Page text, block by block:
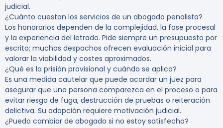
judicial.
¿Cuánto cuestan los servicios de un abogado penalista?
Los honorarios dependen de la complejidad, la fase procesal
y la experiencia del letrado. Pide siempre un presupuesto por
escrito; muchos despachos ofrecen evaluación inicial para
valorar la viabilidad y costes aproximados.
¿Qué es la prisión provisional y cuándo se aplica?
Es una medida cautelar que puede acordar un juez para
asegurar que una persona comparezca en el proceso o para
evitar riesgo de fuga, destrucción de pruebas o reiteración
delictiva. Su adopción requiere motivación judicial.
¿Puedo cambiar de abogado si no estoy satisfecho?